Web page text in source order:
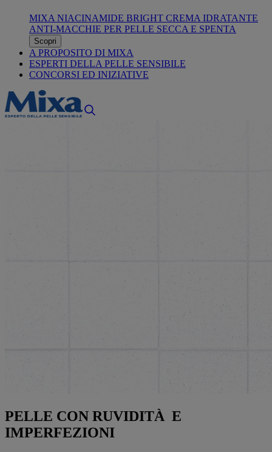
MIXA NIACINAMIDE BRIGHT CREMA IDRATANTE
ANTI-MACCHIE PER PELLE SECCA E SPENTA
Scopri
A PROPOSITO DI MIXA
ESPERTI DELLA PELLE SENSIBILE
CONCORSI ED INIZIATIVE
PELLE CON RUVIDITÀ E
IMPERFEZIONI